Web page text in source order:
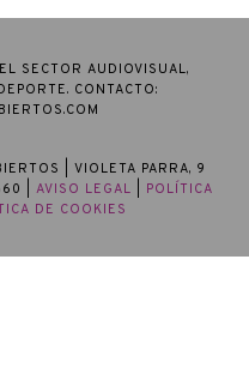
SECTOR AUDIOVISUAL,
CONTACTO:
| VIOLETA PARRA, 9
| AVISO LEGAL
POLÍTICA
DE COOKIES